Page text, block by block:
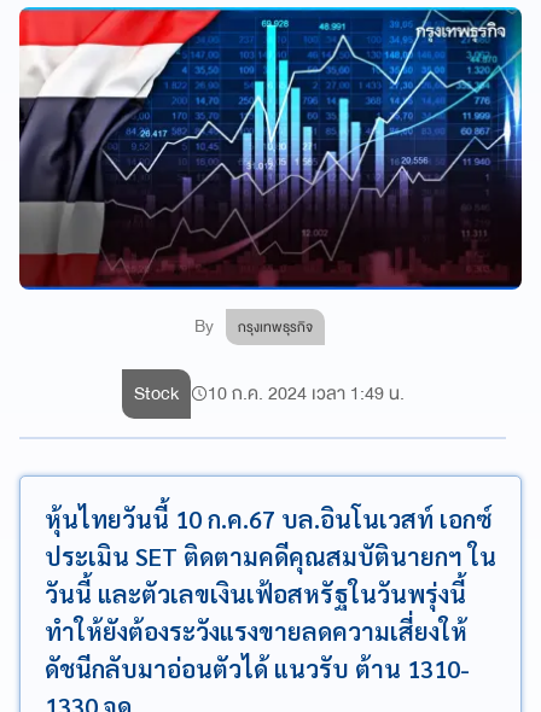
By กรุงเทพธุรกิจ
Stock 10 ก.ค. 2024 เวลา 1:49 น.
หุ้นไทยวันนี้ 10 ก.ค.67 บล.อินโนเวสท์ เอกซ์
ประเมิน SET ติดตามคดีคุณสมบัตินายกฯ ใน
วันนี้ และตัวเลขเงินเฟ้อสหรัฐในวันพรุ่งนี้
ทำให้ยังต้องระวังแรงขายลดความเสี่ยงให้
ดัชนีกลับมาอ่อนตัวได้ แนวรับ ต้าน 1310-
1330 จุด